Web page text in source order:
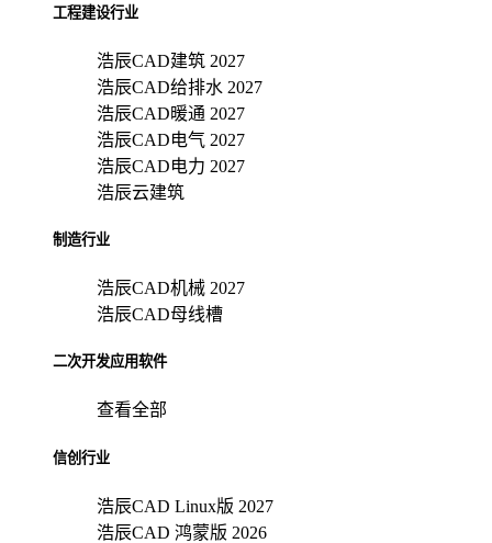
工程建设行业
浩辰CAD建筑 2027
浩辰CAD给排水 2027
浩辰CAD暖通 2027
浩辰CAD电气 2027
浩辰CAD电力 2027
浩辰云建筑
制造行业
浩辰CAD机械 2027
浩辰CAD母线槽
二次开发应用软件
查看全部
信创行业
浩辰CAD Linux版 2027
浩辰CAD 鸿蒙版 2026